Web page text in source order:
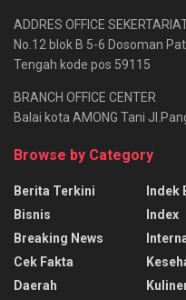
ADDRES OFFICE
No.12 blok B 5-6 Dosoman
Tengah kode pos 59115
BRANCH OFFICE CENTER
Balai kota AMONG Tani
Browse by Category
Berita Terkini
Bisnis
Breaking News
Cek Fakta
Daerah
Indek
Index